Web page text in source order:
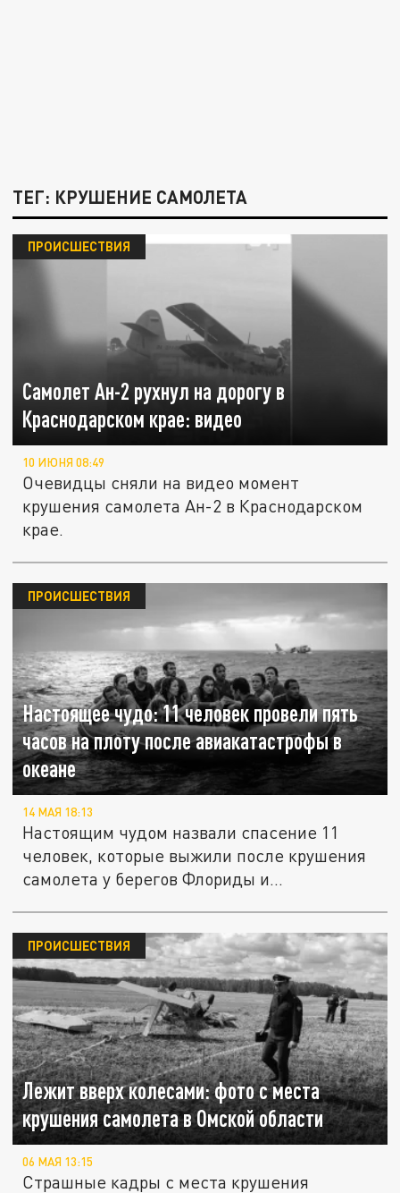
ТЕГ: КРУШЕНИЕ САМОЛЕТА
Самолет Ан-2 рухнул на дорогу в
Краснодарском крае: видео
ПРОИСШЕСТВИЯ
10 ИЮНЯ 08:49
Очевидцы сняли на видео момент
крушения самолета Ан-2 в Краснодарском
крае.
Настоящее чудо: 11 человек провели пять
часов на плоту после авиакатастрофы в
океане
ПРОИСШЕСТВИЯ
14 МАЯ 18:13
Настоящим чудом назвали спасение 11
человек, которые выжили после крушения
самолета у берегов Флориды и...
Лежит вверх колесами: фото с места
крушения самолета в Омской области
ПРОИСШЕСТВИЯ
06 МАЯ 13:15
Страшные кадры с места крушения